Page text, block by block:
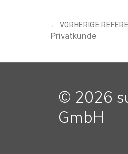
← VORHERIGE
Privatkunde
© 2026
GmbH